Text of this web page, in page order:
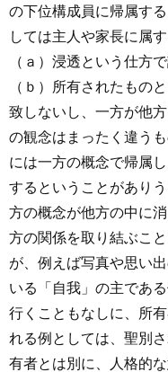
の下位構成員に帰属す
しては主人や家長に属
（ａ）浸透という仕方
（ｂ）所有されたもの
致しないし、一方が他
の観念はまったく違う
には一方の概念で帰属
するということがあり
方の概念が他方の中に
方の関係を取り結ぶこ
が、例えば写真や思い
いる「自我」の主であ
行くこともなしに、所
れる例としては、聖別
有者とは別に、人格的